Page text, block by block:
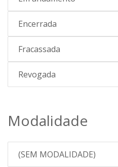
Encerrada
Fracassada
Revogada
Modalidade
(SEM MODALIDADE)